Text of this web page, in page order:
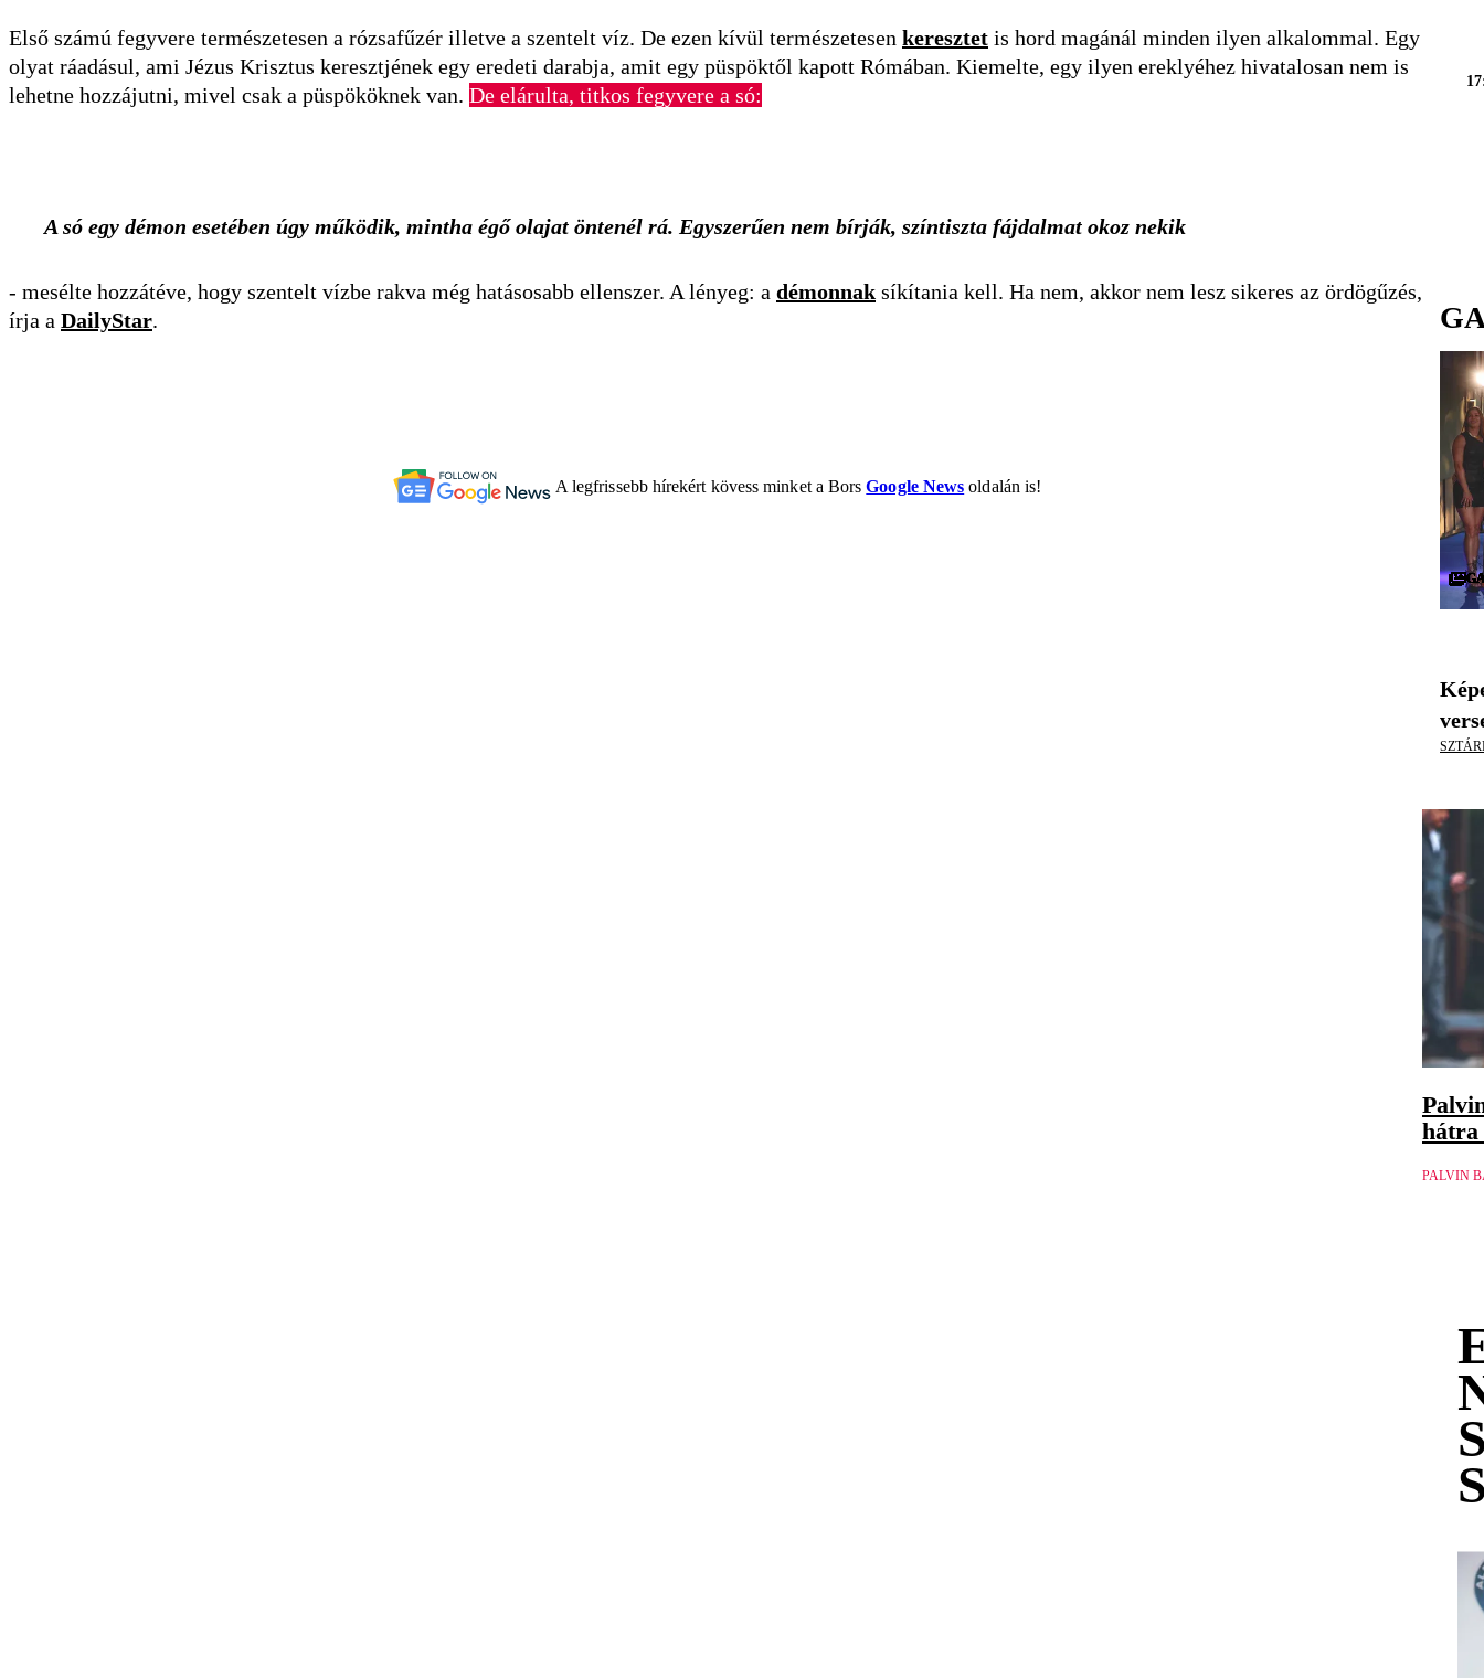
Első számú fegyvere természetesen a rózsafűzér illetve a szentelt víz. De ezen kívül természetesen keresztet is hord magánál minden ilyen alkalommal. Egy
olyat ráadásul, ami Jézus Krisztus keresztjének egy eredeti darabja, amit egy püspöktől kapott Rómában. Kiemelte, egy ilyen ereklyéhez hivatalosan nem is
lehetne hozzájutni, mivel csak a püspököknek van. De elárulta, titkos fegyvere a só:
A só egy démon esetében úgy működik, mintha égő olajat öntenél rá. Egyszerűen nem bírják, színtiszta fájdalmat okoz nekik
- mesélte hozzátéve, hogy szentelt vízbe rakva még hatásosabb ellenszer. A lényeg: a démonnak síkítania kell. Ha nem, akkor nem lesz sikeres az ördögűzés,
írja a DailyStar.
A legfrissebb hírekért kövess minket a BorsGoogle News oldalán is!
hátra
PALVIN